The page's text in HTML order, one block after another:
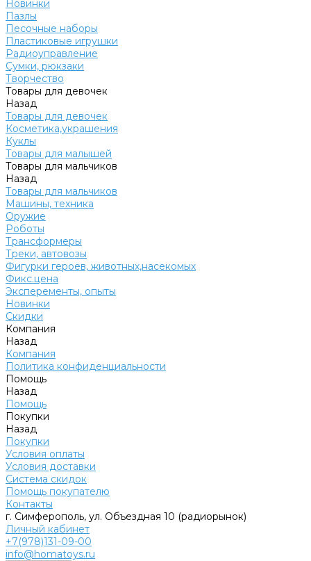
Новинки
Пазлы
Песочные наборы
Пластиковые игрушки
Радиоуправление
Сумки, рюкзаки
Творчество
Товары для девочек
Назад
Товары для девочек
Косметика,украшения
Куклы
Товары для малышей
Товары для мальчиков
Назад
Товары для мальчиков
Машины, техника
Оружие
Роботы
Трансформеры
Треки, автовозы
Фигурки героев, животных,насекомых
Фикс.цена
Эксперементы, опыты
Новинки
Скидки
Компания
Назад
Компания
Политика конфиденциальности
Помощь
Назад
Помощь
Покупки
Назад
Покупки
Условия оплаты
Условия доставки
Система скидок
Помощь покупателю
Контакты
г. Симферополь, ул. Объездная 10 (радиорынок)
Личный кабинет
+7(978)131-09-00
info@homatoys.ru